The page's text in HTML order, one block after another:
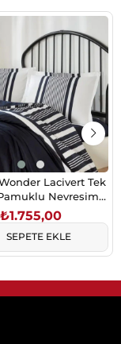
Lacivert Tek
Nevresim
Lastikli Çarşaflı
160x220
₺1.755,00
SEPETE EKLE